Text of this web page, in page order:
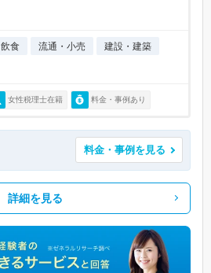
飲食 流通・小売
建設・建築
女性税理士在籍 料金・事例あり
料金・事例を見る
詳細を見る